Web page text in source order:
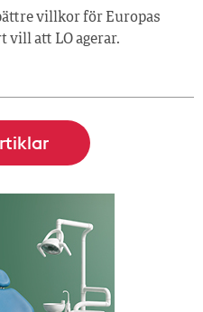
villkor för Europas
vill att LO agerar.